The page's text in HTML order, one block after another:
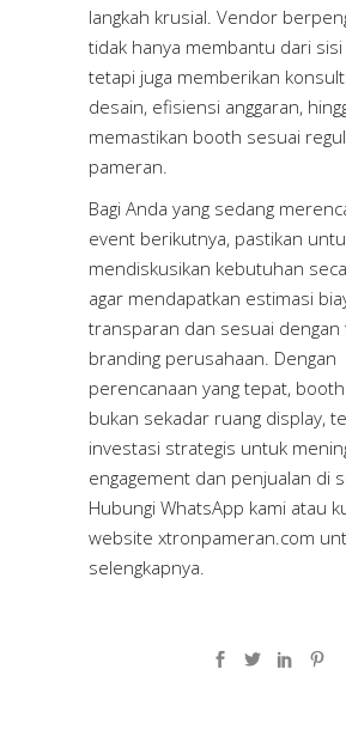
langkah krusial. Vendor
tidak hanya membantu dari
tetapi juga memberikan
desain, efisiensi anggaran,
memastikan booth sesuai
pameran.
Bagi Anda yang sedang
event berikutnya, pastikan
mendiskusikan kebutuhan
agar mendapatkan estimasi
transparan dan sesuai dengan
branding perusahaan. Dengan
perencanaan yang tepat,
bukan sekadar ruang display,
investasi strategis untuk
engagement dan penjualan di
Hubungi WhatsApp kami atau
website xtronpameran.com
selengkapnya.